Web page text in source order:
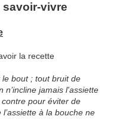
savoir-vivre
la recette
bout ; tout bruit de
n’incline jamais l'assiette
pour éviter de
à la bouche ne